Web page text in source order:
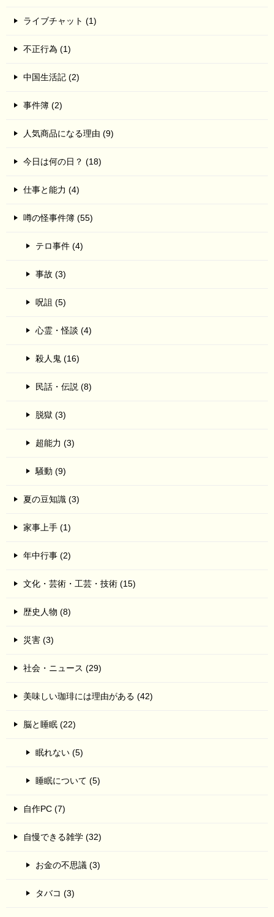
ライブチャット (1)
不正行為 (1)
中国生活記 (2)
事件簿 (2)
人気商品になる理由 (9)
今日は何の日？ (18)
仕事と能力 (4)
噂の怪事件簿 (55)
テロ事件 (4)
事故 (3)
呪詛 (5)
心霊・怪談 (4)
殺人鬼 (16)
民話・伝説 (8)
脱獄 (3)
超能力 (3)
騒動 (9)
夏の豆知識 (3)
家事上手 (1)
年中行事 (2)
文化・芸術・工芸・技術 (15)
歴史人物 (8)
災害 (3)
社会・ニュース (29)
美味しい珈琲には理由がある (42)
脳と睡眠 (22)
眠れない (5)
睡眠について (5)
自作PC (7)
自慢できる雑学 (32)
お金の不思議 (3)
タバコ (3)